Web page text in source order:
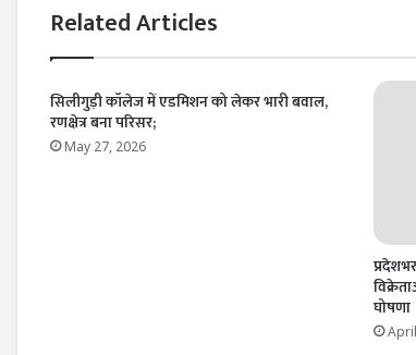
Related Articles
सिलीगुड़ी कॉलेज में एडमिशन को लेकर भारी बवाल,
रणक्षेत्र बना परिसर;
May 27, 2026
घोषणा